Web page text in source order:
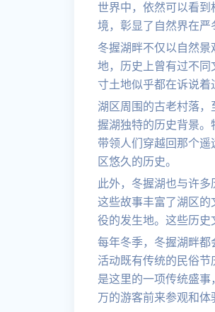
世界中，依然可以看
境，彰显了自然界在严
冬握湖畔不仅以自然
地，历史上曾有过不
寸土地似乎都在诉说着
湖区周围的古老村落
握湖独特的历史背景。
带领人们穿越回那个
区悠久的历史。
此外，冬握湖也与许多
这些故事丰富了湖区
役的发生地。这些历史
每年冬季，冬握湖畔
活动既有传统的民俗
是这里的一项传统盛
万的游客前来参观和体